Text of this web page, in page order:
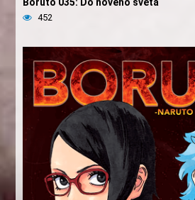
Boruto 035: Do nového světa
452